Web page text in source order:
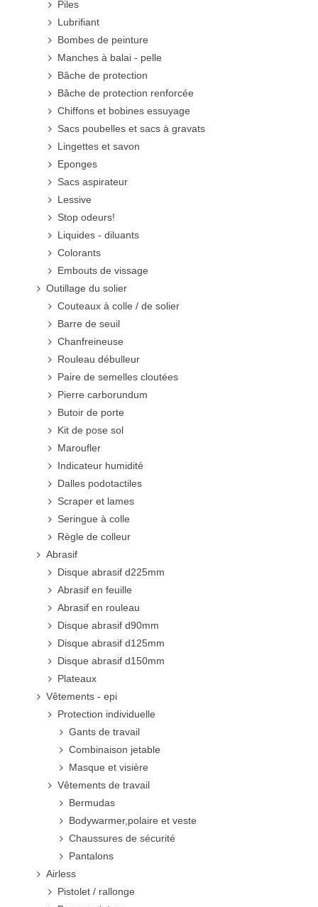
Piles
Lubrifiant
Bombes de peinture
Manches à balai - pelle
Bâche de protection
Bâche de protection renforcée
Chiffons et bobines essuyage
Sacs poubelles et sacs à gravats
Lingettes et savon
Eponges
Sacs aspirateur
Lessive
Stop odeurs!
Liquides - diluants
Colorants
Embouts de vissage
Outillage du solier
Couteaux à colle / de solier
Barre de seuil
Chanfreineuse
Rouleau débulleur
Paire de semelles cloutées
Pierre carborundum
Butoir de porte
Kit de pose sol
Maroufler
Indicateur humidité
Dalles podotactiles
Scraper et lames
Seringue à colle
Règle de colleur
Abrasif
Disque abrasif d225mm
Abrasif en feuille
Abrasif en rouleau
Disque abrasif d90mm
Disque abrasif d125mm
Disque abrasif d150mm
Plateaux
Vêtements - epi
Protection individuelle
Gants de travail
Combinaison jetable
Masque et visière
Vêtements de travail
Bermudas
Bodywarmer,polaire et veste
Chaussures de sécurité
Pantalons
Airless
Pistolet / rallonge